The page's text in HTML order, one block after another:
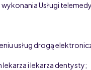
Usługi
usług drogą
lekarza i lekarza dentysty;